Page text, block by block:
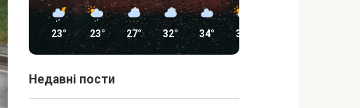
23° 23° 27° 32° 34° 30°
Недавні пости